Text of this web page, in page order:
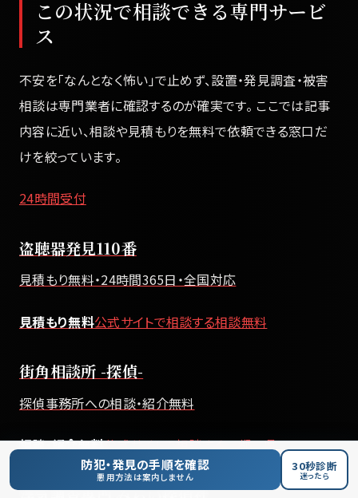
この状況で相談できる専門サービ
ス
不安を「なんとなく怖い」で止めず、設置・発見調査・被害
相談は専門業者に確認するのが確実です。 ここでは記事
内容に近い、相談や見積もりを無料で依頼できる窓口だ
けを絞っています。
24時間受付
盗聴器発見110番
見積もり無料・24時間365日・全国対応
見積もり無料公式サイトで相談する相談無料
街角相談所 -探偵-
探偵事務所への相談・紹介無料
相談・紹介無料公式サイトで相談する一都三県
防犯・発見の手順を確認
悪用方法は案内しません
30秒診断
迷ったら